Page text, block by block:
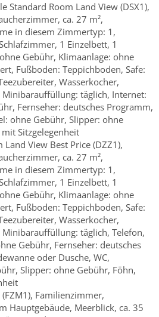
Standard Room Land View (DSX1),
ca. 27 m²,
in diesem Zimmertyp: 1,
1 Einzelbett, 1
Gebühr, Klimaanlage: ohne
Fußboden: Teppichboden, Safe:
Wasserkocher,
täglich, Internet:
Fernseher: deutsches Programm,
ohne Gebühr, Slipper: ohne
Sitzgelegenheit
View Best Price (DZZ1),
ca. 27 m²,
in diesem Zimmertyp: 1,
1 Einzelbett, 1
Gebühr, Klimaanlage: ohne
Fußboden: Teppichboden, Safe:
Wasserkocher,
täglich, Telefon,
Gebühr, Fernseher: deutsches
oder Dusche, WC,
Slipper: ohne Gebühr, Föhn,
Familienzimmer,
Hauptgebäude, Meerblick, ca. 35